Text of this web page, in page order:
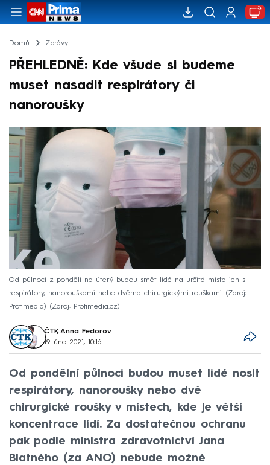
Domů Zprávy
PŘEHLEDNĚ: Kde všude si budeme
muset nasadit respirátory či
nanoroušky
Od půlnoci z pondělí na úterý budou smět lidé na určitá místa jen s
respirátory, nanorouškami nebo dvěma chirurgickými rouškami. (Zdroj:
Profimedia)
Zdroj: Profimedia.cz
ČTK, Anna Fedorov
19. úno 2021, 10:16
Od pondělní půlnoci budou muset lidé nosit
respirátory, nanoroušky nebo dvě
chirurgické roušky v místech, kde je větší
koncentrace lidí. Za dostatečnou ochranu
pak podle ministra zdravotnictví Jana
Blatného (za ANO) nebude možné